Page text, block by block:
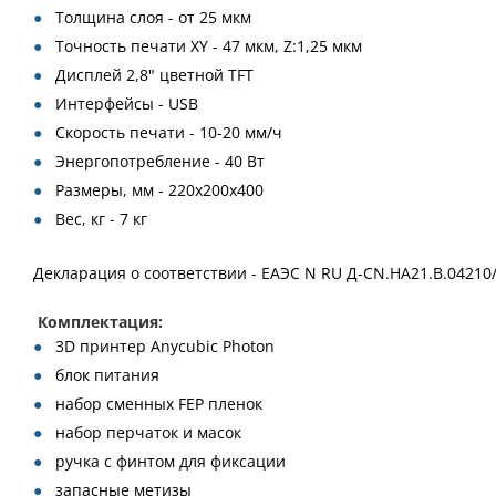
Толщина слоя - от 25 мкм
Точность печати XY - 47 мкм, Z:1,25 мкм
Дисплей 2,8" цветной TFT
Интерфейсы - USB
Скорость печати - 10-20 мм/ч
Энергопотребление - 40 Вт
Размеры, мм - 220х200х400
Вес, кг - 7 кг
Декларация о соответствии - ЕАЭС N RU Д-
Комплектация:
3D принтер Anycubic Photon
блок питания
набор сменных FEP пленок
набор перчаток и масок
ручка с финтом для фиксации
запасные метизы